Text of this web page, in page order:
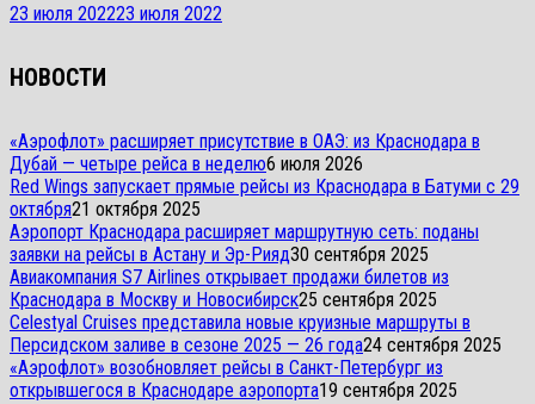
23 июля 202223 июля 2022
НОВОСТИ
«Аэрофлот» расширяет присутствие в ОАЭ: из Краснодара в
Дубай — четыре рейса в неделю6 июля 2026
Red Wings запускает прямые рейсы из Краснодара в Батуми с 29
октября21 октября 2025
Аэропорт Краснодара расширяет маршрутную сеть: поданы
заявки на рейсы в Астану и Эр-Рияд30 сентября 2025
Авиакомпания S7 Airlines открывает продажи билетов из
Краснодара в Москву и Новосибирск25 сентября 2025
Celestyal Cruises представила новые круизные маршруты в
Персидском заливе в сезоне 2025 — 26 года24 сентября 2025
«Аэрофлот» возобновляет рейсы в Санкт-Петербург из
открывшегося в Краснодаре аэропорта19 сентября 2025